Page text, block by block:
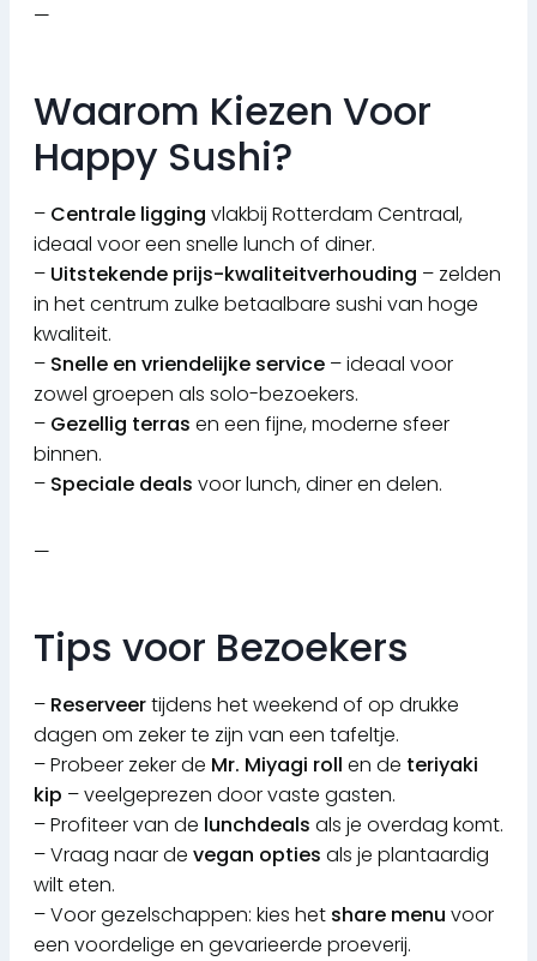
—
Waarom Kiezen Voor
Happy Sushi?
– Centrale ligging vlakbij Rotterdam Centraal,
ideaal voor een snelle lunch of diner.
– Uitstekende prijs-kwaliteitverhouding – zelden
in het centrum zulke betaalbare sushi van hoge
kwaliteit.
– Snelle en vriendelijke service – ideaal voor
zowel groepen als solo-bezoekers.
– Gezellig terras en een fijne, moderne sfeer
binnen.
– Speciale deals voor lunch, diner en delen.
—
Tips voor Bezoekers
– Reserveertijdens het weekend of op drukke
dagen om zeker te zijn van een tafeltje.
– Probeer zeker de Mr. Miyagi roll en de teriyaki
kip – veelgeprezen door vaste gasten.
– Profiteer van de lunchdeals als je overdag komt.
– Vraag naar de vegan opties als je plantaardig
wilt eten.
– Voor gezelschappen: kies het share menu voor
een voordelige en gevarieerde proeverij.